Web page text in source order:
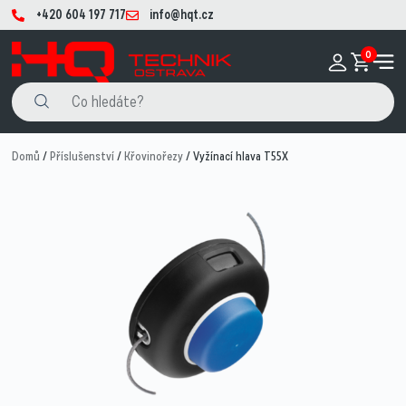
+420 604 197 717 info@hqt.cz
0
Domů /Příslušenství/Křovinořezy/ Vyžínací hlava T55X